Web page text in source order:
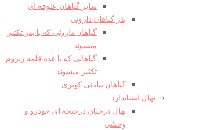
سایر گیاهان علوفه ای
بذر گیاهان داروئی
گیاهان داروئی که با بذر تکثیر
میشوند
گیاهانی که با غده قلمه ریزوم
تکثیر میشوند
گیاهان بیابانی کویری
نهال استاندارد
نهال درختان درختچه ای خودرو و
وحشی